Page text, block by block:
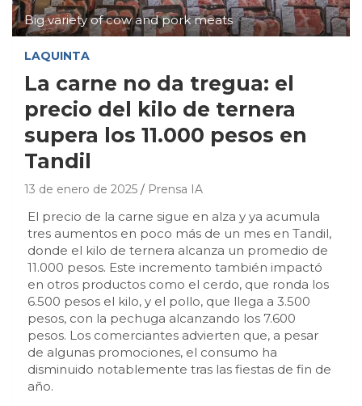
Big variety of cow and pork meats
LAQUINTA
La carne no da tregua: el
precio del kilo de ternera
supera los 11.000 pesos en
Tandil
13 de enero de 2025 Prensa IA
El precio de la carne sigue en alza y ya acumula
tres aumentos en poco más de un mes en Tandil,
donde el kilo de ternera alcanza un promedio de
11.000 pesos. Este incremento también impactó
en otros productos como el cerdo, que ronda los
6.500 pesos el kilo, y el pollo, que llega a 3.500
pesos, con la pechuga alcanzando los 7.600
pesos. Los comerciantes advierten que, a pesar
de algunas promociones, el consumo ha
disminuido notablemente tras las fiestas de fin de
año.